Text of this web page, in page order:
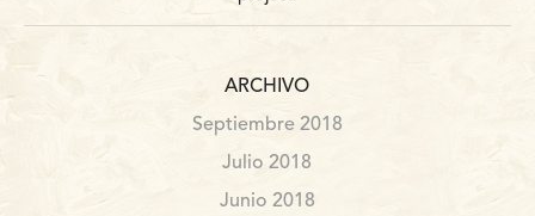
ARCHIVO
Septiembre 2018
Julio 2018
Junio 2018